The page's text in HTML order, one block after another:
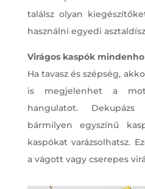
találsz olyan
használni egyedi
Virágos kaspók
Ha tavasz és szépség,
is megjelenhet a
hangulatot.
bármilyen egyszínű
kaspókat varázsolhatsz.
a vágott vagy cserepes